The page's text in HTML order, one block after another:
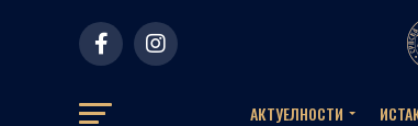
АКТУЕЛНOСТИ